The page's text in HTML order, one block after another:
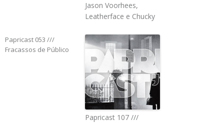
Jason Voorhees,
Leatherface e Chucky
Papricast 053 ///
Fracassos de Público
Papricast 107 ///